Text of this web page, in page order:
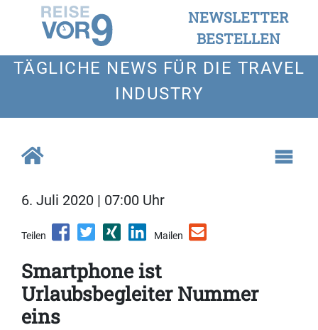
NEWSLETTER
BESTELLEN
TÄGLICHE NEWS FÜR DIE TRAVEL
INDUSTRY
6. Juli 2020 | 07:00 Uhr
Teilen Mailen
Smartphone ist
Urlaubsbegleiter Nummer
eins